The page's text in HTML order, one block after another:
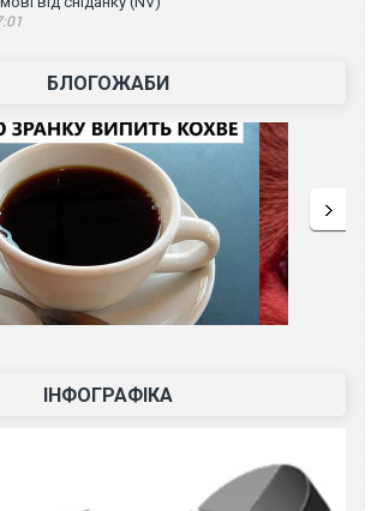
БЛОГОЖАБИ
ІНФОГРАФІКА